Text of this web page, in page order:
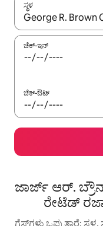
ಸ್ಥಳ
ಫಲಿತಾಂಶಗಳು
ಚೆಕ್-ಇನ್
ಚೆಕ್-ಔಟ್
ಜಾರ್ಜ್ ಆರ್.
ರೇಟೆಡ್
ಗೆಸ್ಟ್‌ಗಳು ಒಪ್ಪುತ್ತಾರೆ: